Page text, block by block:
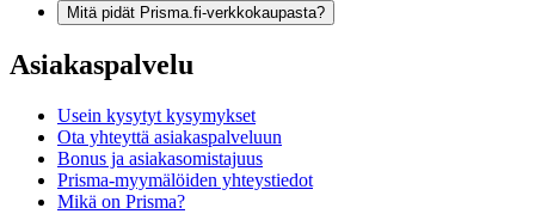
Mitä pidät Prisma.fi-verkkokaupasta?
Asiakaspalvelu
Usein kysytyt kysymykset
Ota yhteyttä asiakaspalveluun
Bonus ja asiakasomistajuus
Prisma-myymälöiden yhteystiedot
Mikä on Prisma?